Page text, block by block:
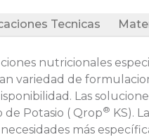
Tecnicas
nutricionales
variedad de
Las
de Potasio ( Qrop® KS).
más